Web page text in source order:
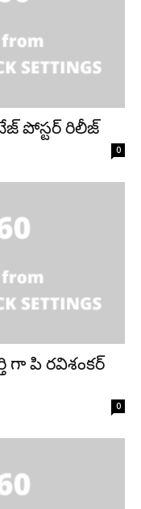
పోస్టర్ రిలీజ్
0
గా పి రవిశంకర్
0